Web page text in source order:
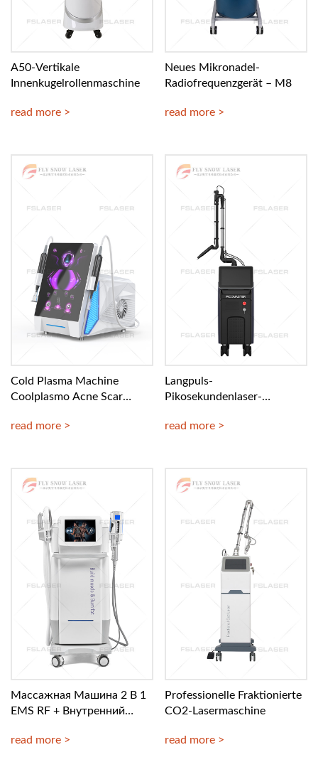
A50-Vertikale
Innenkugelrollenmaschine
read more >
Neues Mikronadel-
Radiofrequenzgerät – M8
read more >
Cold Plasma Machine
Coolplasmo Acne Scar
read more >
Langpuls-
Pikosekundenlaser-
read more >
Массажная Машина 2 В 1
EMS RF + Внутренний
read more >
Professionelle Fraktionierte
CO2-Lasermaschine
read more >